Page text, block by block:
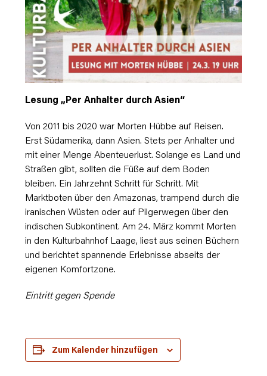
Lesung „Per Anhalter durch Asien“
Von 2011 bis 2020 war Morten Hübbe auf Reisen.
Erst Südamerika, dann Asien. Stets per Anhalter und
mit einer Menge Abenteuerlust. Solange es Land und
Straßen gibt, sollten die Füße auf dem Boden
bleiben. Ein Jahrzehnt Schritt für Schritt. Mit
Marktboten über den Amazonas, trampend durch die
iranischen Wüsten oder auf Pilgerwegen über den
indischen Subkontinent. Am 24. März kommt Morten
in den Kulturbahnhof Laage, liest aus seinen Büchern
und berichtet spannende Erlebnisse abseits der
eigenen Komfortzone.
Eintritt gegen Spende
Zum Kalender hinzufügen